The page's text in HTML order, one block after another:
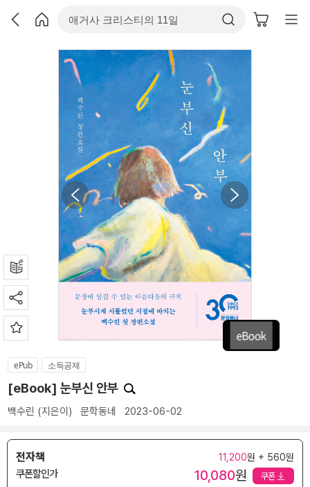
ePub 소득공제
[eBook] 눈부신 안부
백수린 (지은이) 문학동네 2023-06-02
전자책 11,200원 + 560원
쿠폰할인가 10,080원 쿠폰